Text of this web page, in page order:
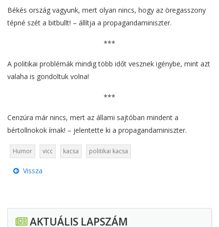
Békés ország vagyunk, mert olyan nincs, hogy az öregasszony
tépné szét a bitbullt! – állítja a propagandaminiszter.
***
A politikai problémák mindig több időt vesznek igénybe, mint azt
valaha is gondoltuk volna!
***
Cenzúra már nincs, mert az állami sajtóban mindent a
bértollnokok írnak! – jelentette ki a propagandaminiszter.
Humor vicc kacsa politikai kacsa
Vissza
AKTUÁLIS LAPSZÁM